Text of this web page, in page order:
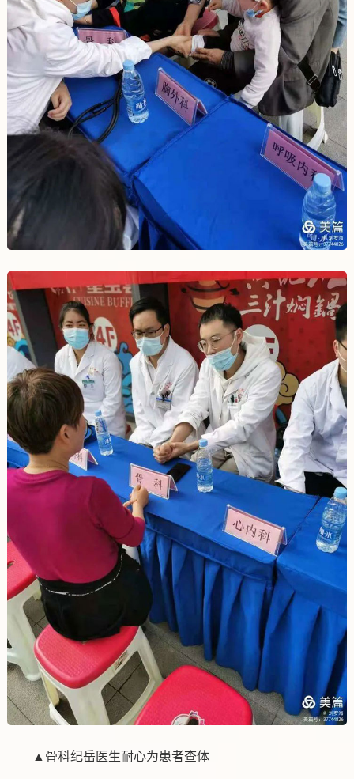
▲骨科纪岳医生耐心为患者查体